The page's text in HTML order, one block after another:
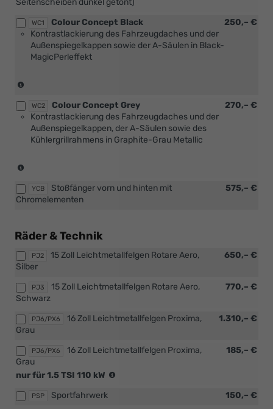
mit
Colour
Concept
Grey)
Seitenscheiben dunkel getönt)
WC1 250,– €
Colour Concept Black
Kontrastlackierung des Fahrzeugdaches und der
Außenspiegelkappen sowie der A-Säulen in Black-
MagicPerleffekt
Verbindung
mit
[PJ5]
oder
Schwarz)
WC2 270,– €
Colour Concept Grey
Kontrastlackierung des Fahrzeugdaches und der
Außenspiegelkappen, der A-Säulen sowie des
Kühlergrillrahmens in Graphite-Grau Metallic
Verbindung
mit
[PX9]
Grau)
in
mit
[PTX]
für
Anhängerzugvorrichtung
oder
Anhängerzugvorrichtung,
YCB 575,– €
Stoßfänger vorn und hinten mit
Chromelementen
Räder & Technik
PJ2 650,– €
15 Zoll Leichtmetallfelgen Rotare Aero,
Silber
PJ3 770,– €
15 Zoll Leichtmetallfelgen Rotare Aero,
Schwarz
PJ6/PX6 1.310,– €
16 Zoll Leichtmetallfelgen Proxima,
Grau
PJ6/PX6 185,– €
16 Zoll Leichtmetallfelgen Proxima,
Grau
nur für 1.5 TSI 110 kW
PSP 150,– €
Sportfahrwerk